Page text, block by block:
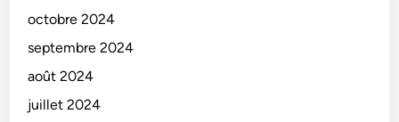
octobre 2024
septembre 2024
août 2024
juillet 2024